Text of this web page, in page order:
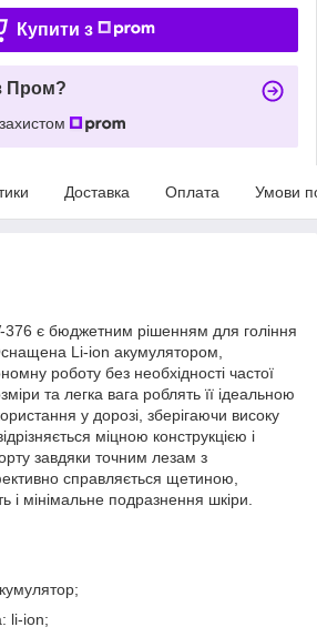
Купити з
Пром?
Доставка Оплата Умови
376 є бюджетним рішенням для гоління
Li-ion акумулятором,
роботу без необхідності частої
та легка вага роблять її ідеальною
у дорозі, зберігаючи високу
міцною конструкцією і
завдяки точним лезам з
справляється щетиною,
і мінімальне подразнення шкіри.
li-ion;